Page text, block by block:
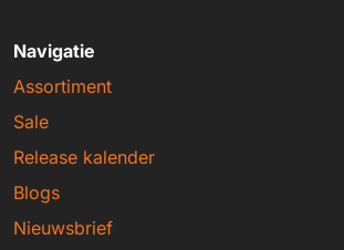
Navigatie
Assortiment
Sale
Release kalender
Blogs
Nieuwsbrief